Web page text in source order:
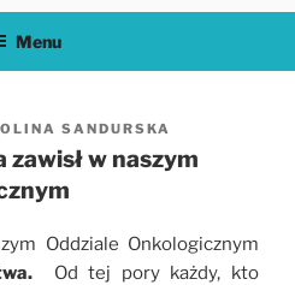
Menu
SANDURSKA
w naszym
Oddziale Onkologicznym
Od tej pory każdy, kto